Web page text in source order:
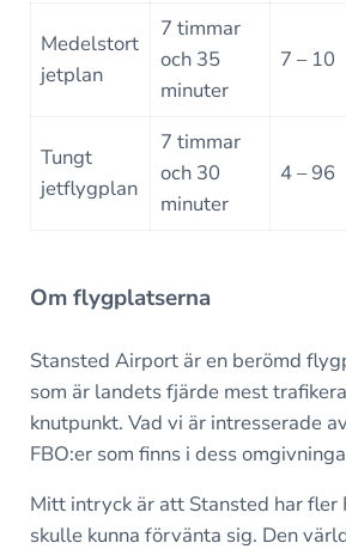
Medelstort
jetplan
7 timmar
och 35
minuter
7 – 10
Tungt
jetflygplan
7 timmar
och 30
minuter
4 – 96
Om flygplatserna
Stansted Airport är en berömd
som är landets fjärde mest
knutpunkt. Vad vi är intresserade
FBO:er som finns i dess
Mitt intryck är att Stansted har fler
skulle kunna förvänta sig. Den